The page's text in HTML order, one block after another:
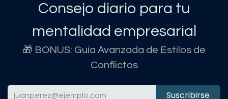
Consejo diario para tu
mentalidad empresarial
🎁 BONUS: Guía Avanzada de Estilos de
Conflictos
Suscribirse